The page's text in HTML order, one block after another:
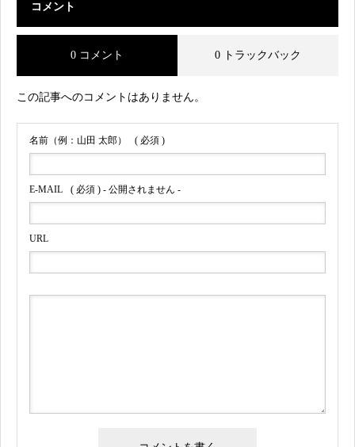
コメント
0 コメント 0 トラックバック
この記事へのコメントはありません。
名前（例：山田 太郎） ( 必須 )
E-MAIL ( 必須 ) - 公開されません -
URL